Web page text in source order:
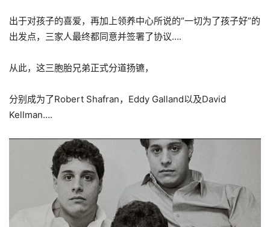
出于对孩子的喜爱，再加上领养中心所说的“一切为了孩子好”的
出发点，三家人最终都同意并签署了协议….
从此，这三胞胎兄弟正式分道扬镳，
分别成为了Robert Shafran，Eddy Galland以及David
Kellman….